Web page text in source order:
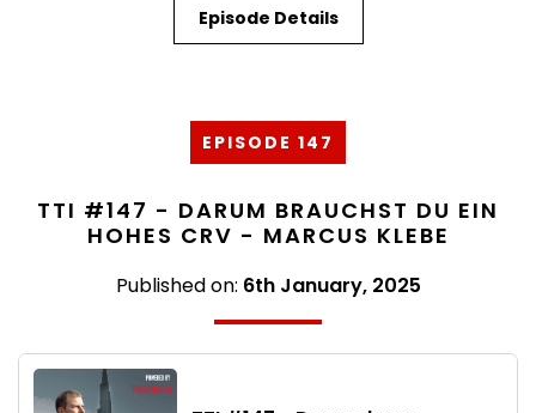
Episode Details
EPISODE 147
TTI #147 - DARUM BRAUCHST DU EIN
HOHES CRV - MARCUS KLEBE
Published on: 6th January, 2025